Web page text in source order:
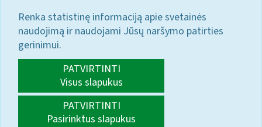
Renka statistinę informaciją apie svetainės
naudojimą ir naudojami Jūsų naršymo patirties
gerinimui.
PATVIRTINTI
Visus slapukus
PATVIRTINTI
Pasirinktus slapukus